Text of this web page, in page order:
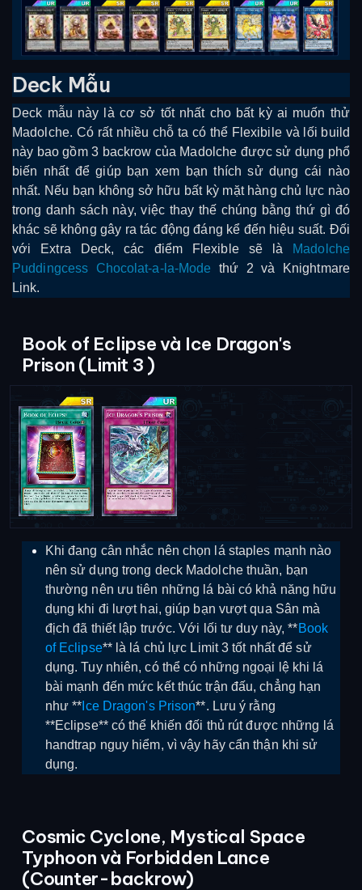
Deck Mẫu
Deck mẫu này là cơ sở tốt nhất cho bất kỳ ai muốn thử
Madolche. Có rất nhiều chỗ ta có thể Flexibile và lối build
này bao gồm 3 backrow của Madolche được sử dụng phổ
biến nhất để giúp bạn xem bạn thích sử dụng cái nào
nhất. Nếu bạn không sở hữu bất kỳ mặt hàng chủ lực nào
trong danh sách này, việc thay thế chúng bằng thứ gì đó
khác sẽ không gây ra tác động đáng kể đến hiệu suất. Đối
với Extra Deck, các điểm Flexible sẽ là
Madolche
Puddingcess Chocolat-a-la-Mode thứ 2 và Knightmare
Link.
Book of Eclipse và Ice Dragon's
Prison (Limit 3 )
Khi đang cân nhắc nên chọn lá staples mạnh nào
nên sử dụng trong deck Madolche thuần, bạn
thường nên ưu tiên những lá bài có khả năng hữu
dụng khi đi lượt hai, giúp bạn vượt qua Sân mà
địch đã thiết lập trước. Với lối tư duy này, **Book
of Eclipse** là lá chủ lực Limit 3 tốt nhất để sử
dụng. Tuy nhiên, có thể có những ngoại lệ khi lá
bài mạnh đến mức kết thúc trận đấu, chẳng hạn
như ** Ice Dragon's Prison**. Lưu ý rằng
**Eclipse** có thể khiến đối thủ rút được những lá
handtrap nguy hiểm, vì vậy hãy cẩn thận khi sử
dụng.
Cosmic Cyclone, Mystical Space
Typhoon và Forbidden Lance
(Counter-backrow)